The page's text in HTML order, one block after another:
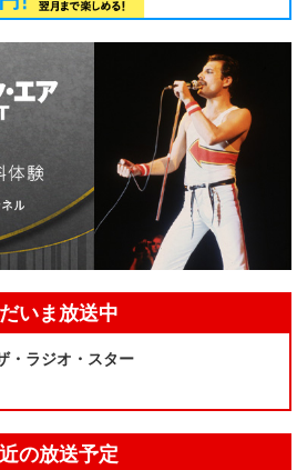
いま放送中
・ラジオ・スター
の放送予定